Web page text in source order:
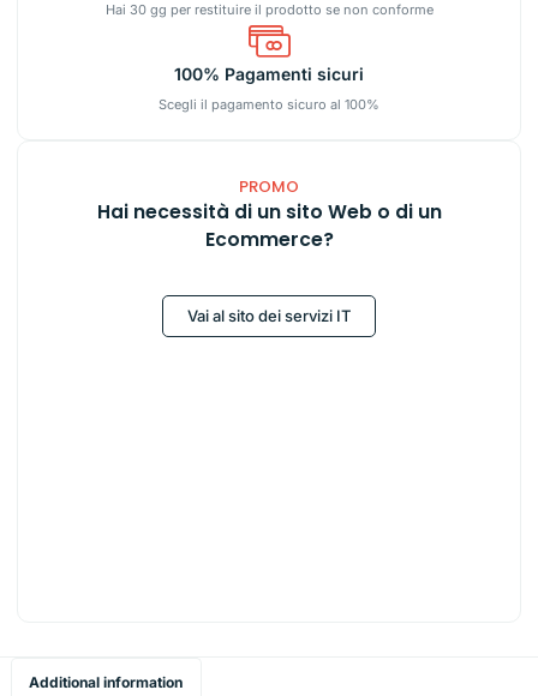
Hai 30 gg per restituire il prodotto se non conforme
100% Pagamenti sicuri
Scegli il pagamento sicuro al 100%
PROMO
Hai necessità di un sito Web o di un
Ecommerce?
Vai al sito dei servizi IT
Additional information